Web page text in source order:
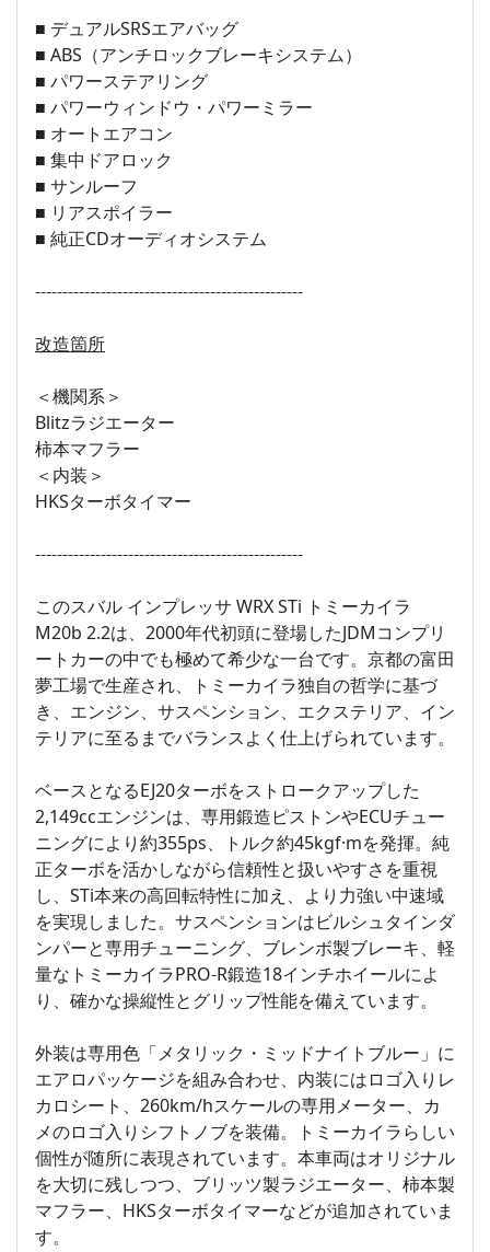
■ デュアルSRSエアバッグ
■ ABS（アンチロックブレーキシステム）
■ パワーステアリング
■ パワーウィンドウ・パワーミラー
■ オートエアコン
■ 集中ドアロック
■ サンルーフ
■ リアスポイラー
■ 純正CDオーディオシステム
-------------------------------------------------
改造箇所
＜機関系＞
Blitzラジエーター
柿本マフラー
＜内装＞
HKSターボタイマー
-------------------------------------------------
このスバル インプレッサ WRX STi トミーカイラ
M20b 2.2は、2000年代初頭に登場したJDMコンプリ
ートカーの中でも極めて希少な一台です。京都の富田
夢工場で生産され、トミーカイラ独自の哲学に基づ
き、エンジン、サスペンション、エクステリア、イン
テリアに至るまでバランスよく仕上げられています。
ベースとなるEJ20ターボをストロークアップした
2,149ccエンジンは、専用鍛造ピストンやECUチュー
ニングにより約355ps、トルク約45kgf·mを発揮。純
正ターボを活かしながら信頼性と扱いやすさを重視
し、STi本来の高回転特性に加え、より力強い中速域
を実現しました。サスペンションはビルシュタインダ
ンパーと専用チューニング、ブレンボ製ブレーキ、軽
量なトミーカイラPRO-R鍛造18インチホイールによ
り、確かな操縦性とグリップ性能を備えています。
外装は専用色「メタリック・ミッドナイトブルー」に
エアロパッケージを組み合わせ、内装にはロゴ入りレ
カロシート、260km/hスケールの専用メーター、カ
メのロゴ入りシフトノブを装備。トミーカイラらしい
個性が随所に表現されています。本車両はオリジナル
を大切に残しつつ、ブリッツ製ラジエーター、柿本製
マフラー、HKSターボタイマーなどが追加されていま
す。